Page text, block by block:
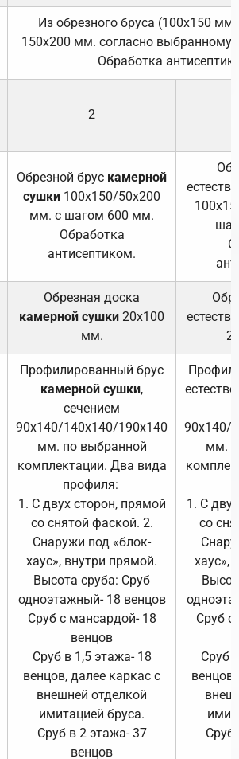
Из обрезного бруса (100х150
150х200 мм. согласно выбранному
Обработка
2
Обрезной брус камерной
сушки 100х150/50х200
мм. с шагом 600 мм.
Обработка
антисептиком.
Обрезная доска
камерной сушки 20х100
мм.
Профилированный брус
камерной сушки,
сечением
90х140/140х140/190х140
мм. по выбранной
комплектации. Два вида
профиля:
1. С двух сторон, прямой
со снятой фаской. 2.
Снаружи под «блок-
хаус», внутри прямой.
Высота сруба: Сруб
одноэтажный- 18 венцов
Сруб с мансардой- 18
венцов
Сруб в 1,5 этажа- 18
венцов, далее каркас с
внешней отделкой
имитацией бруса.
Сруб в 2 этажа- 37
венцов
90х140/
мм.
1. С
со
хаус»,
Сруб с
Сруб
Сруб